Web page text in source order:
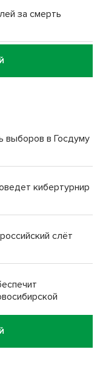
за смерть
смерть
селе лошади
врачей
выборов в Госдуму
кибертурнир
слёт
объявляет